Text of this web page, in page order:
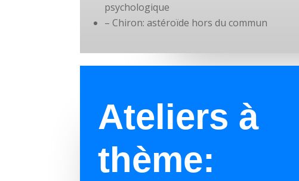
psychologique
– Chiron: astéroïde hors du commun
Ateliers à
thème: